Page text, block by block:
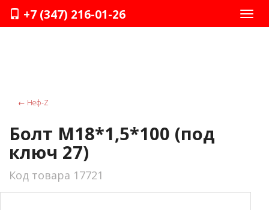
+7 (347) 216-01-26
← Неф-Z
Болт М18*1,5*100 (под
ключ 27)
Код товара 17721